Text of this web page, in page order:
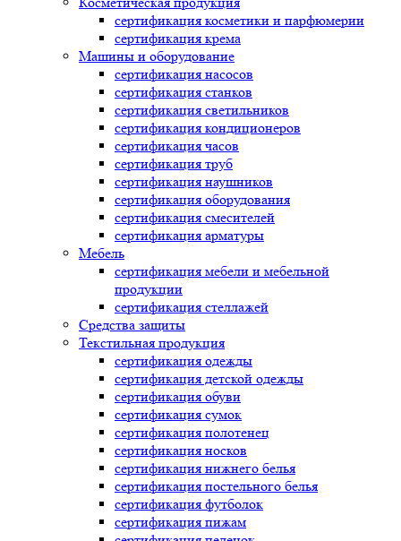
сертификация косметики и парфюмерии
сертификация крема
Машины и оборудование
сертификация насосов
сертификация станков
сертификация светильников
сертификация кондиционеров
сертификация часов
сертификация труб
сертификация наушников
сертификация оборудования
сертификация смесителей
сертификация арматуры
Мебель
сертификация мебели и мебельной
продукции
сертификация стеллажей
Средства защиты
Текстильная продукция
сертификация одежды
сертификация детской одежды
сертификация обуви
сертификация сумок
сертификация полотенец
сертификация носков
сертификация нижнего белья
сертификация постельного белья
сертификация футболок
сертификация пижам